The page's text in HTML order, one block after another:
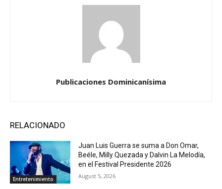
Publicaciones Dominicanísima
RELACIONADO
Entretenimiento
Juan Luis Guerra se suma a Don Omar,
Beéle, Milly Quezada y Dalvin La Melodía,
en el Festival Presidente 2026
August 5, 2026